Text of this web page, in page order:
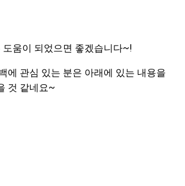
도움이 되었으면 좋겠습니다~!
에 관심 있는 분은 아래에 있는 내용을
것 같네요~